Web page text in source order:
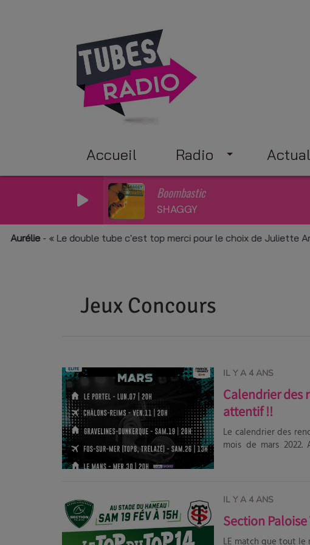
Accueil Radio
Boombastic
SHAGGY
- Le double tube c'est top merci pour le choix de Juliette
Jeux Concours
IL Y A 4 ANS
Calendrier des
attentif !!
Le calendrier des
mois de mars 2022.
IL Y A 4 ANS
Section
LE match que tout le